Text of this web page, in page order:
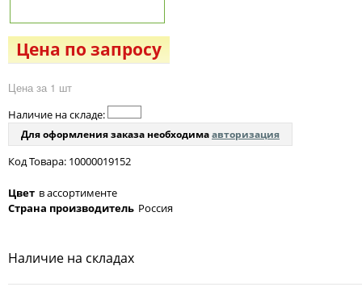
Цена по запросу
Цена за 1 шт
Наличие на складе:
Для оформления заказа необходимаавторизация
Код Товара: 10000019152
Цвет в ассортименте
Страна производитель Россия
Наличие на складах